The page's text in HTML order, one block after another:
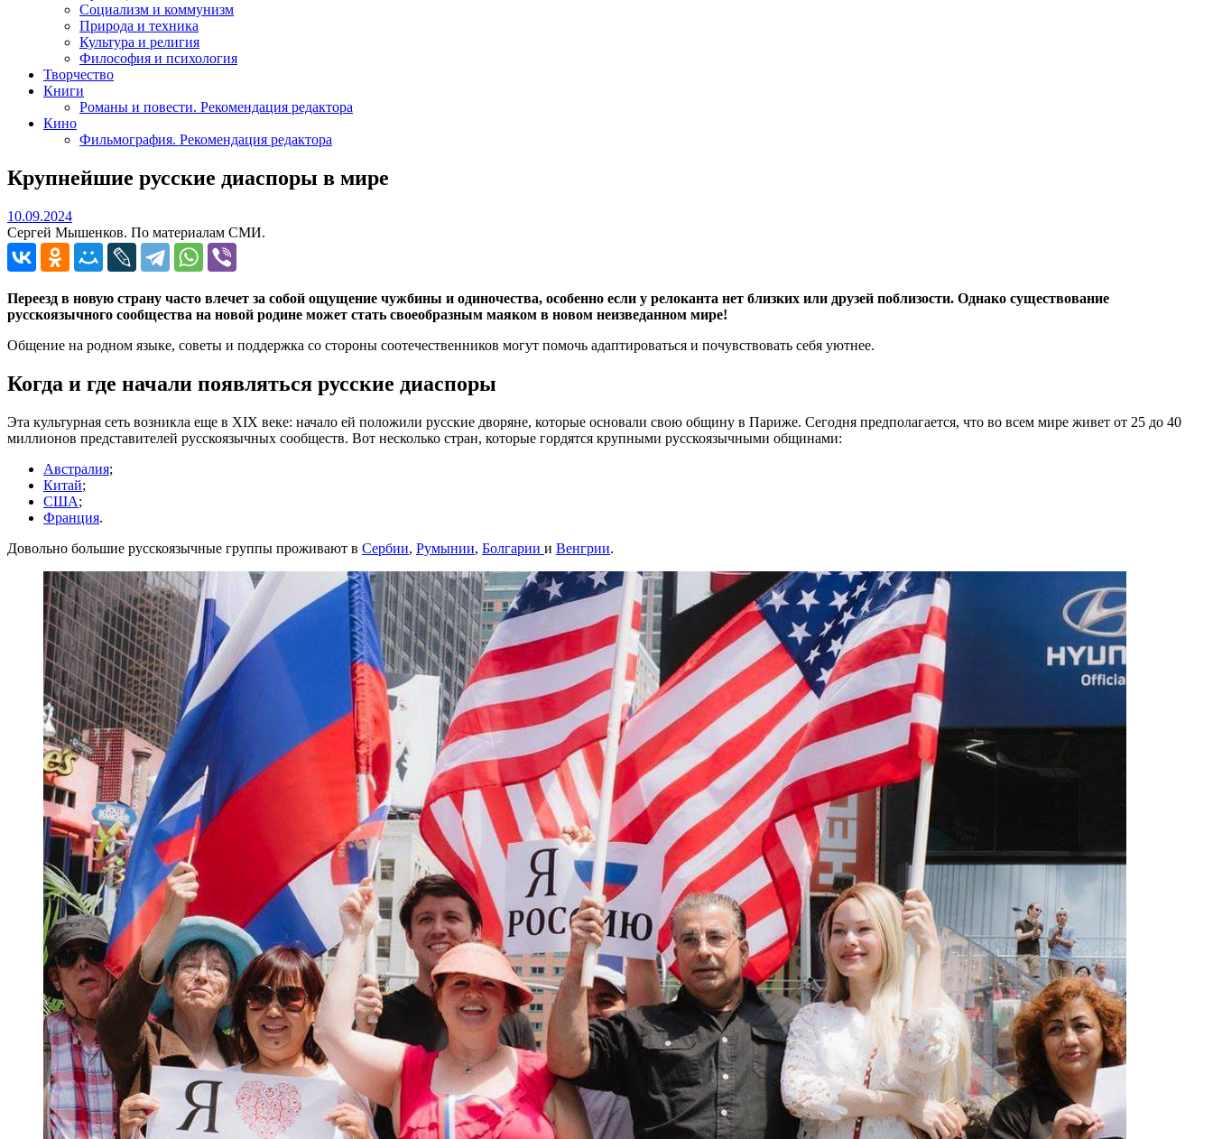
Социализм и коммунизм
Природа и техника
Культура и религия
Философия и психология
Творчество
Книги
Романы и повести. Рекомендация редактора
Кино
Фильмография. Рекомендация редактора
Крупнейшие русские диаспоры в мире
10.09.202410.09.2024
Сергей Мышенков. По материалам СМИ.
Переезд в новую страну часто влечет за собой ощущение чужбины и одиночества, особенно если у релоканта нет близких или друзей поблизости. Однако существование
русскоязычного сообщества на новой родине может стать своеобразным маяком в новом неизведанном мире!
Общение на родном языке, советы и поддержка со стороны соотечественников могут помочь адаптироваться и почувствовать себя уютнее.
Когда и где начали появляться русские диаспоры
Эта культурная сеть возникла еще в XIX веке: начало ей положили русские дворяне, которые основали свою общину в Париже. Сегодня предполагается, что во всем мире живет от 25 до 40
миллионов представителей русскоязычных сообществ. Вот несколько стран, которые гордятся крупными русскоязычными общинами:
Австралия;
Китай;
США;
Франция.
Довольно большие русскоязычные группы проживают в Сербии, Румынии, Болгарии и Венгрии.